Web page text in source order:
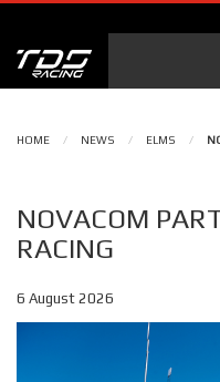
HOME / NEWS / ELMS /
NOVACOM
RACING
6 August 2026